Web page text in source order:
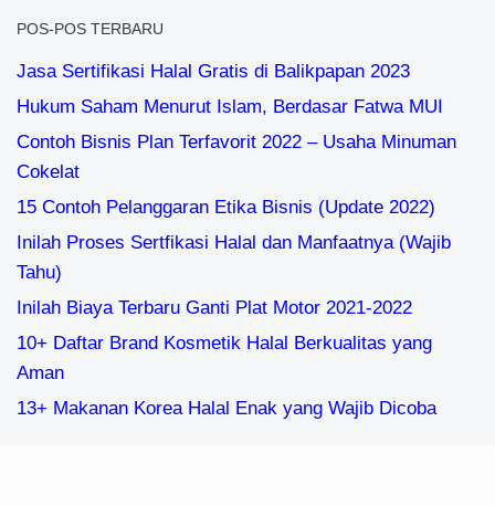
POS-POS TERBARU
Jasa Sertifikasi Halal Gratis di Balikpapan 2023
Hukum Saham Menurut Islam, Berdasar Fatwa MUI
Contoh Bisnis Plan Terfavorit 2022 – Usaha Minuman
Cokelat
15 Contoh Pelanggaran Etika Bisnis (Update 2022)
Inilah Proses Sertfikasi Halal dan Manfaatnya (Wajib
Tahu)
Inilah Biaya Terbaru Ganti Plat Motor 2021-2022
10+ Daftar Brand Kosmetik Halal Berkualitas yang
Aman
13+ Makanan Korea Halal Enak yang Wajib Dicoba